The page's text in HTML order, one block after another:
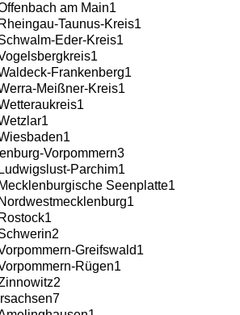
am Main1
Rheingau-Taunus-Kreis1
Eder-Kreis1
1
Frankenberg1
Meißner-Kreis1
1
1
1
Vorpommern3
Ludwigslust-Parchim1
Mecklenburgische Seenplatte1
Nordwestmecklenburg1
Rostock1
2
Greifswald1
Rügen1
2
7